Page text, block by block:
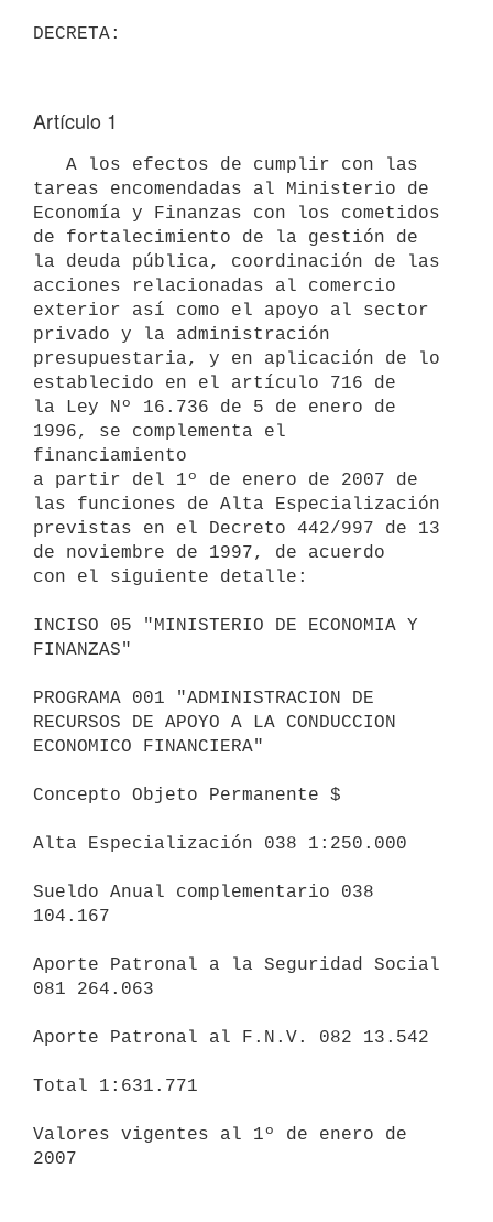
Artículo 1
tareas encomendadas al Ministerio de
Economía y Finanzas con los cometidos
de fortalecimiento de la gestión de
la deuda pública, coordinación de las
acciones relacionadas al comercio
exterior así como el apoyo al sector
privado y la administración
presupuestaria, y en aplicación de lo
establecido en el artículo 716 de
la Ley Nº 16.736 de 5 de enero de
1996, se complementa el
financiamiento
a partir del 1º de enero de 2007 de
las funciones de Alta Especialización
previstas en el Decreto 442/997 de 13
de noviembre de 1997, de acuerdo
con el siguiente detalle:
INCISO 05 "MINISTERIO DE ECONOMIA Y
FINANZAS"
PROGRAMA 001 "ADMINISTRACION DE
RECURSOS DE APOYO A LA CONDUCCION
ECONOMICO FINANCIERA"
Concepto Objeto Permanente $
Alta Especialización 038 1:250.000
Sueldo Anual complementario 038
104.167
Aporte Patronal a la Seguridad Social
081 264.063
Aporte Patronal al F.N.V. 082 13.542
Total 1:631.771
Valores vigentes al 1º de enero de